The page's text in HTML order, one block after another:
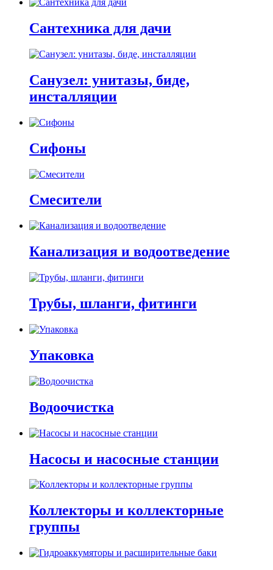
Сантехника для дачи
Санузел: унитазы, биде,
инсталляции
Сифоны
Смесители
Канализация и водоотведение
Трубы, шланги, фитинги
Упаковка
Водоочистка
Насосы и насосные станции
Коллекторы и коллекторные
группы